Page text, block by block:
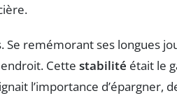
Se remémorant ses longues
Cette stabilité était le
l’importance d’épargner,